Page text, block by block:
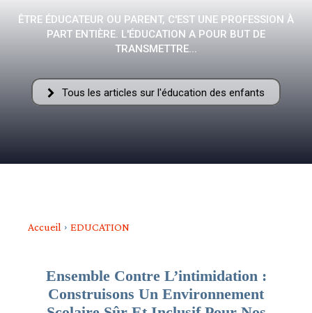
–
AFF
ÊTRE ÉDUCATEUR OU PARENT, C'EST UNE PROFESSION À
PART ENTIÈRE. L'ÉDUCATION A POUR BUT DE
TRANSMETTRE...
Tous les articles sur l'éducation des enfants
Accueil EDUCATION
Ensemble Contre L’intimidation :
Construisons Un Environnement